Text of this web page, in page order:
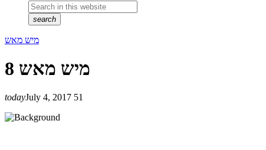
search
מיש מאש
מיש מאש 8
todayJuly 4, 2017 51